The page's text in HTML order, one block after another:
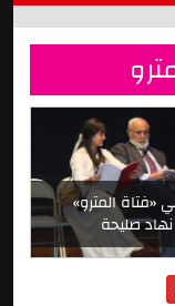
«فتاة المترو»
صليحة